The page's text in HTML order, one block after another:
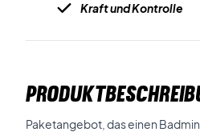
Kraft und Kontrolle
Paketangebot, das einen